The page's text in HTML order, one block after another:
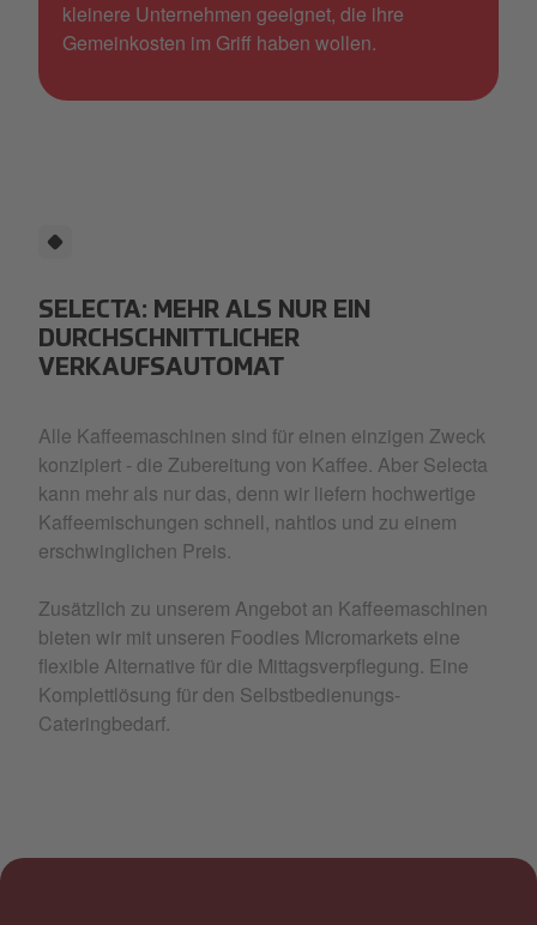
kleinere Unternehmen geeignet, die ihre
Gemeinkosten im Griff haben wollen.
SELECTA: MEHR ALS NUR EIN
DURCHSCHNITTLICHER
VERKAUFSAUTOMAT
Alle Kaffeemaschinen sind für einen einzigen Zweck
konzipiert - die Zubereitung von Kaffee. Aber Selecta
kann mehr als nur das, denn wir liefern hochwertige
Kaffeemischungen schnell, nahtlos und zu einem
erschwinglichen Preis.
Zusätzlich zu unserem Angebot an Kaffeemaschinen
bieten wir mit unseren Foodies Micromarkets eine
flexible Alternative für die Mittagsverpflegung. Eine
Komplettlösung für den Selbstbedienungs-
Cateringbedarf.